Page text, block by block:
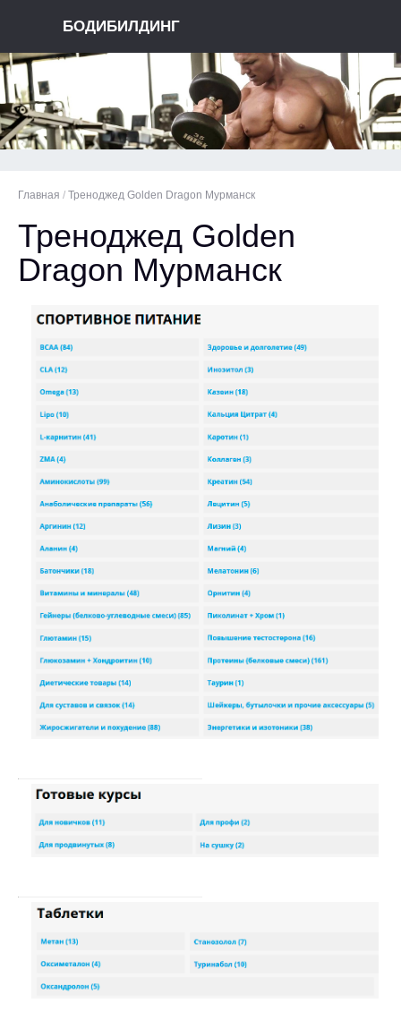
БОДИБИЛДИНГ
Главная / Треноджед Golden Dragon Мурманск
Треноджед Golden
Dragon Мурманск